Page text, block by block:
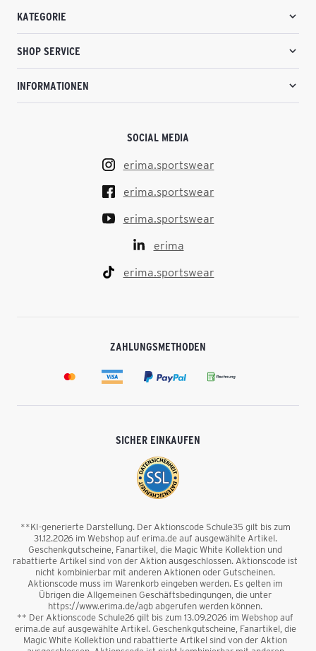
KATEGORIE
SHOP SERVICE
INFORMATIONEN
SOCIAL MEDIA
erima.sportswear
erima.sportswear
erima.sportswear
erima
erima.sportswear
ZAHLUNGSMETHODEN
SICHER EINKAUFEN
**KI-generierte Darstellung. Der Aktionscode Schule35 gilt bis zum
31.12.2026 im Webshop auf erima.de auf ausgewählte Artikel.
Geschenkgutscheine, Fanartikel, die Magic White Kollektion und
rabattierte Artikel sind von der Aktion ausgeschlossen. Aktionscode ist
nicht kombinierbar mit anderen Aktionen oder Gutscheinen.
Aktionscode muss im Warenkorb eingeben werden. Es gelten im
Übrigen die Allgemeinen Geschäftsbedingungen, die unter
https://www.erima.de/agb abgerufen werden können.
** Der Aktionscode Schule26 gilt bis zum 13.09.2026 im Webshop auf
erima.de auf ausgewählte Artikel. Geschenkgutscheine, Fanartikel, die
Magic White Kollektion und rabattierte Artikel sind von der Aktion